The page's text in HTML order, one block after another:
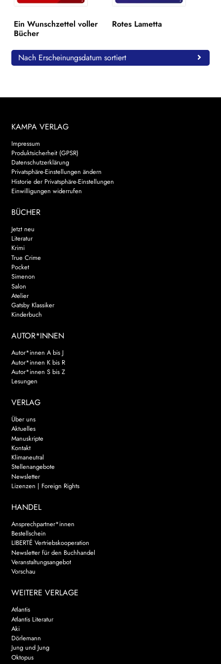
Search:
Ein Wunschzettel voller
Bücher
Rotes Lametta
Nach Erscheinungsdatum sortiert
KAMPA VERLAG
Impressum
Produktsicherheit (GPSR)
Datenschutzerklärung
Privatsphäre-Einstellungen ändern
Historie der Privatsphäre-Einstellungen
Einwilligungen widerrufen
BÜCHER
Jetzt neu
Literatur
Krimi
True Crime
Pocket
Simenon
Salon
Atelier
Gatsby Klassiker
Kinderbuch
AUTOR*INNEN
Autor*innen A bis J
Autor*innen K bis R
Autor*innen S bis Z
Lesungen
VERLAG
Über uns
Aktuelles
Manuskripte
Kontakt
Klimaneutral
Stellenangebote
Newsletter
Lizenzen | Foreign Rights
HANDEL
Ansprechpartner*innen
Bestellschein
LIBERTÉ Vertriebskooperation
Newsletter für den Buchhandel
Veranstaltungsangebot
Vorschau
WEITERE VERLAGE
Atlantis
Atlantis Literatur
Aki
Dörlemann
Jung und Jung
Oktopus